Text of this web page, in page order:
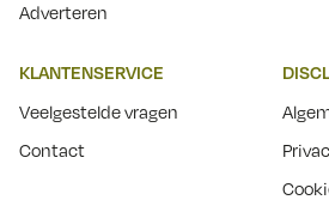
Adverteren
KLANTENSERVICE
Veelgestelde vragen
Contact